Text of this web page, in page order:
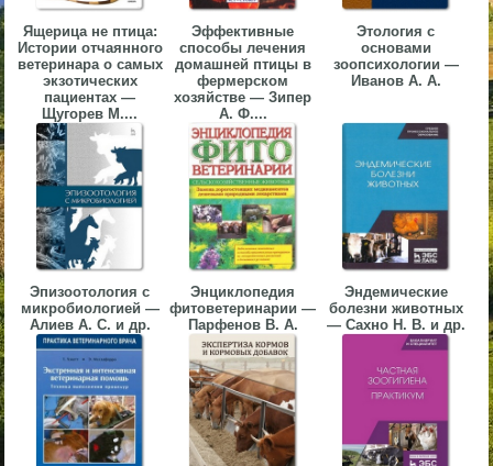
Ящерица не птица:
Истории отчаянного
ветеринара о самых
экзотических
пациентах —
Щугорев М....
Эффективные
способы лечения
домашней птицы в
фермерском
хозяйстве — Зипер
А. Ф....
Этология с
основами
зоопсихологии —
Иванов А. А.
Эпизоотология с
микробиологией —
Алиев А. С. и др.
Энциклопедия
фитоветеринарии —
Парфенов В. А.
Эндемические
болезни животных
— Сахно Н. В. и др.
▼
▼
▼
▼